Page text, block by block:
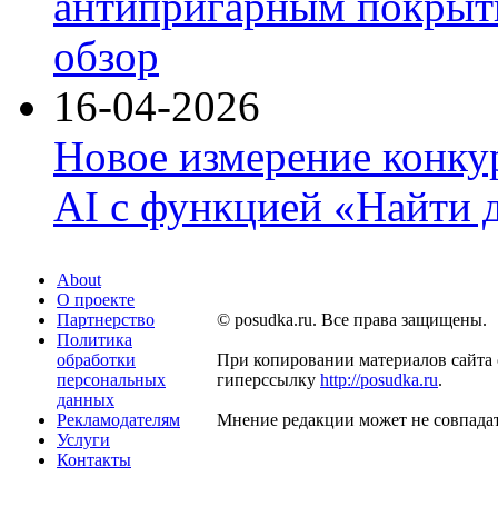
обзор
16-04-2026
Новое измерение
AI с функцией «Найти
About
О проекте
Партнерство
Политика
обработки
персональных
данных
Рекламодателям
Услуги
Контакты
© posudka.ru. Все права защищены.
При копировании материалов сайта
гиперссылку http://posudka.ru.
Мнение редакции может не